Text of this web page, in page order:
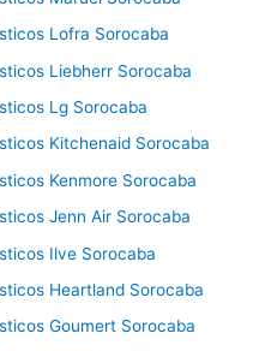
Lofra Sorocaba
Liebherr Sorocaba
Lg Sorocaba
Kitchenaid Sorocaba
Kenmore Sorocaba
Jenn Air Sorocaba
Ilve Sorocaba
Heartland Sorocaba
Goumert Sorocaba